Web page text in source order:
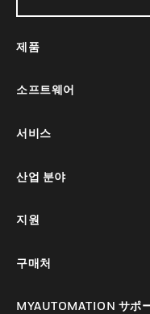
제품
소프트웨어
서비스
산업 분야
지원
구매처
MYAUTOMATION サポ